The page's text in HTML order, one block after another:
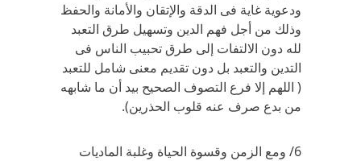
ودعوية غاية فى الدقة والإتقان والأمانة والحفظ
وذلك من أجل فهم الدين وتسهيل طرق التعبد
لله دون الالتفات إلى طرق تحبيب الناس فى
التدين والتعبد بل دون تقديم معنى شامل للتعبد
( اللهم إلا فرع التصوف الصحيح بيد أن ما شابهه
من بدع صرف عنه قلوب الحذرين).
6/ ومع الزمن وقسوة الحياة وغلبة الماديات